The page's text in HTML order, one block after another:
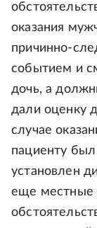
оказания
причинно-
событием и
дочь, а
дали оценку
случае
пациенту
установлен
еще местные